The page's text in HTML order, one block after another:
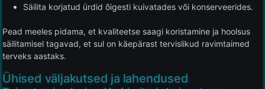
Säilita korjatud ürdid õigesti kuivatades või konserveerides.
Pead meeles pidama, et kvaliteetse saagi koristamine ja hoolsus
säilitamisel tagavad, et sul on käepärast tervislikud ravimtaimed
terveks aastaks.
Ühised väljakutsed ja lahendused